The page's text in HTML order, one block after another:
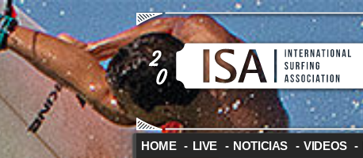
HOME - LIVE - NOTICIAS - VIDEOS -